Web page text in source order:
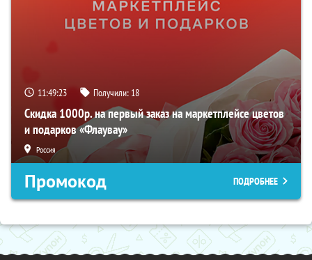
11:49:22 Получили: 18
Скидка 1000р. на первый заказ на маркетплейсе цветов
и подарков «Флаувау»
Россия
Промокод ПОДРОБНЕЕ